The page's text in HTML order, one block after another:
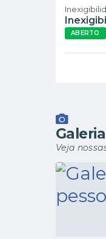
ABERTO
Veja